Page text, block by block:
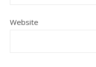
Website